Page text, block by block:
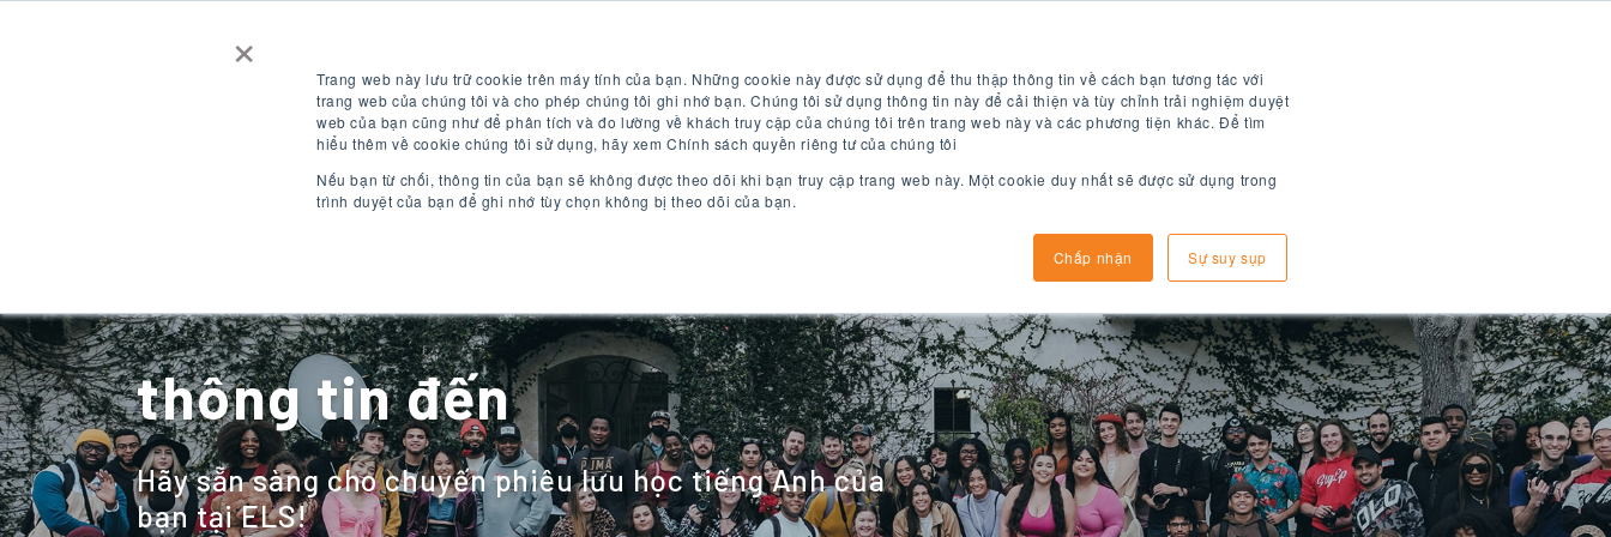
×
Trang web này lưu trữ cookie trên máy tính của bạn. Những cookie này được sử dụng để thu thập thông tin về cách bạn tương tác với
trang web của chúng tôi và cho phép chúng tôi ghi nhớ bạn. Chúng tôi sử dụng thông tin này để cải thiện và tùy chỉnh trải nghiệm duyệt
web của bạn cũng như để phân tích và đo lường về khách truy cập của chúng tôi trên trang web này và các phương tiện khác. Để tìm
hiểu thêm về cookie chúng tôi sử dụng, hãy xem Chính sách quyền riêng tư của chúng tôi
Nếu bạn từ chối, thông tin của bạn sẽ không được theo dõi khi bạn truy cập trang web này. Một cookie duy nhất sẽ được sử dụng trong
trình duyệt của bạn để ghi nhớ tùy chọn không bị theo dõi của bạn.
Chấp nhận Sự suy sụp
VI
điểm đến Chương trình tiếng Anh
thông tin đến
Hãy sẵn sàng cho chuyến phiêu lưu học tiếng Anh của
bạn tại ELS!